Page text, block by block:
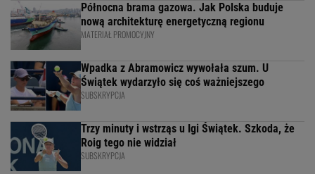
Północna brama gazowa. Jak Polska buduje
nową architekturę energetyczną regionu
MATERIAŁ PROMOCYJNY
Wpadka z Abramowicz wywołała szum. U
Świątek wydarzyło się coś ważniejszego
SUBSKRYPCJA
Trzy minuty i wstrząs u Igi Świątek. Szkoda, że
Roig tego nie widział
SUBSKRYPCJA